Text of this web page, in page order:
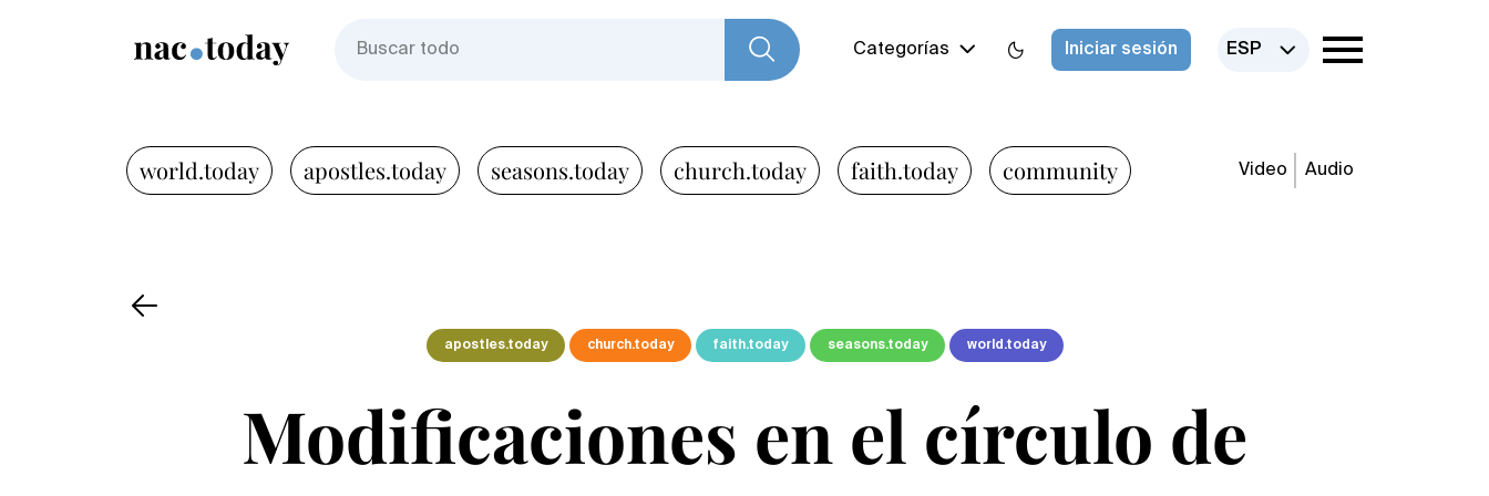
Categorías Iniciar sesión ESP
world.today apostles.today seasons.today church.today faith.today community Video Audio
apostles.today church.today faith.today seasons.today world.today
Modificaciones en el círculo de